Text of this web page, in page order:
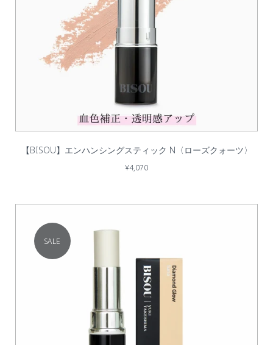
【BISOU】エンハンシングスティック N〈ローズクォーツ〉
¥4,070
SALE